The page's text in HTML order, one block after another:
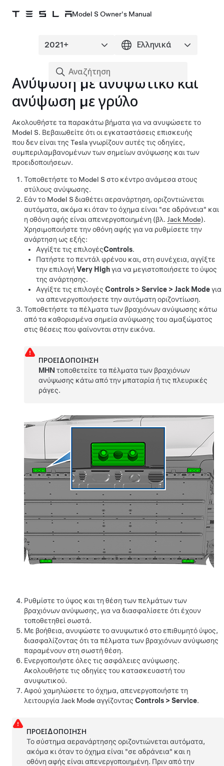
Model S Owner's Manual
Ανύψωση με ανυψωτικό και
ανύψωση με γρύλο
Ακολουθήστε τα παρακάτω βήματα για να ανυψώσετε το
Model S. Βεβαιωθείτε ότι οι εγκαταστάσεις επισκευής
που δεν είναι της Tesla γνωρίζουν αυτές τις οδηγίες,
συμπεριλαμβανομένων των σημείων ανύψωσης και των
προειδοποιήσεων.
Τοποθετήστε το Model S στο κέντρο ανάμεσα στους
στύλους ανύψωσης.
Εάν το Model S διαθέτει αερανάρτηση, οριζοντιώνεται
αυτόματα, ακόμα κι όταν το όχημα είναι "σε αδράνεια" και
η οθόνη αφής είναι απενεργοποιημένη (βλ. Jack Mode).
Χρησιμοποιήστε την οθόνη αφής για να ρυθμίσετε την
ανάρτηση ως εξής:
Αγγίξτε τις επιλογέςControls.
Πατήστε το πεντάλ φρένου και, στη συνέχεια, αγγίξτε
την επιλογή Very Highγια να μεγιστοποιήσετε το ύψος
της ανάρτησης.
Αγγίξτε τις επιλογές Controls > Service > Jack Modeγια
να απενεργοποιήσετε την αυτόματη οριζοντίωση.
Τοποθετήστε τα πέλματα των βραχιόνων ανύψωσης κάτω
από τα καθορισμένα σημεία ανύψωσης του αμαξώματος
στις θέσεις που φαίνονται στην εικόνα.
ΠΡΟΕΙΔΟΠΟΊΗΣΗ
ΜΗΝ τοποθετείτε τα πέλματα των βραχιόνων
ανύψωσης κάτω από την μπαταρία ή τις πλευρικές
ράγες.
Ρυθμίστε το ύψος και τη θέση των πελμάτων των
βραχιόνων ανύψωσης, για να διασφαλίσετε ότι έχουν
τοποθετηθεί σωστά.
Με βοήθεια, ανυψώστε το ανυψωτικό στο επιθυμητό ύψος,
διασφαλίζοντας ότι τα πέλματα των βραχιόνων ανύψωσης
παραμένουν στη σωστή θέση.
Ενεργοποιήστε όλες τις ασφάλειες ανύψωσης.
Ακολουθήστε τις οδηγίες του κατασκευαστή του
ανυψωτικού.
Αφού χαμηλώσετε το όχημα, απενεργοποιήστε τη
λειτουργία Jack Mode αγγίζοντας Controls > Service.
ΠΡΟΕΙΔΟΠΟΊΗΣΗ
Το σύστημα αερανάρτησης οριζοντιώνεται αυτόματα,
ακόμα κι όταν το όχημα είναι "σε αδράνεια" και η
οθόνη αφής είναι απενεργοποιημένη. Πριν από την